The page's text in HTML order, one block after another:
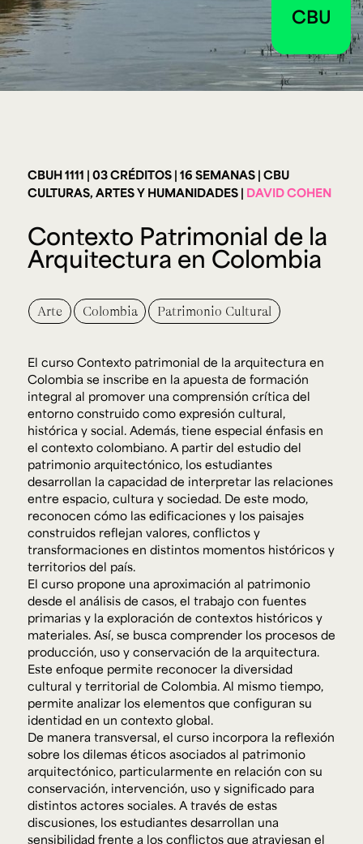
Acreditación institucional de alta calidad, 10 años:
Resolución 000194 del 16 de enero del 2025.
Ext. 2626
Posgrados
Ext. 4925
Continua
Ext. 4795
Contexto Patrimonial de la
Arquitectura en Colombia
CBUH 1111 03 CRÉDITOS 16 SEMANAS CBU
CULTURAS, ARTES Y HUMANIDADES
DAVID COHEN
Arte Colombia Patrimonio Cultural
El curso Contexto patrimonial de la arquitectura en
Colombia se inscribe en la apuesta de formación
integral al promover una comprensión crítica del
entorno construido como expresión cultural,
histórica y social. Además, tiene especial énfasis en
el contexto colombiano. A partir del estudio del
patrimonio arquitectónico, los estudiantes
desarrollan la capacidad de interpretar las relaciones
entre espacio, cultura y sociedad. De este modo,
reconocen cómo las edificaciones y los paisajes
construidos reflejan valores, conflictos y
transformaciones en distintos momentos históricos y
territorios del país.
El curso propone una aproximación al patrimonio
desde el análisis de casos, el trabajo con fuentes
primarias y la exploración de contextos históricos y
materiales. Así, se busca comprender los procesos de
producción, uso y conservación de la arquitectura.
Este enfoque permite reconocer la diversidad
cultural y territorial de Colombia. Al mismo tiempo,
permite analizar los elementos que configuran su
identidad en un contexto global.
De manera transversal, el curso incorpora la reflexión
sobre los dilemas éticos asociados al patrimonio
arquitectónico, particularmente en relación con su
conservación, intervención, uso y significado para
distintos actores sociales. A través de estas
discusiones, los estudiantes desarrollan una
sensibilidad frente a los conflictos que atraviesan el
CBU